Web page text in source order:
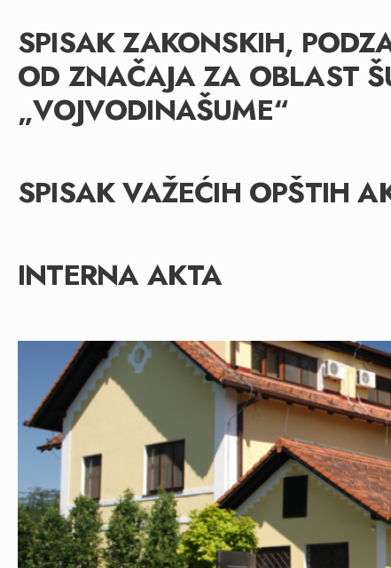
SPISAK ZAKONSKIH,
OD ZNAČAJA ZA OBLAST
„VOJVODINAŠUME“
SPISAK VAŽEĆIH OPŠTIH
INTERNA AKTA